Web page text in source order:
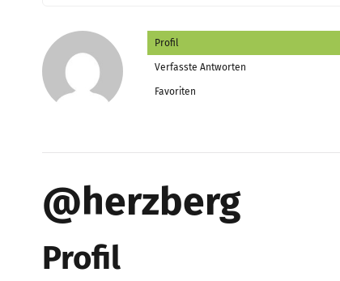
Profil
Verfasste Antworten
Favoriten
@herzberg
Profil